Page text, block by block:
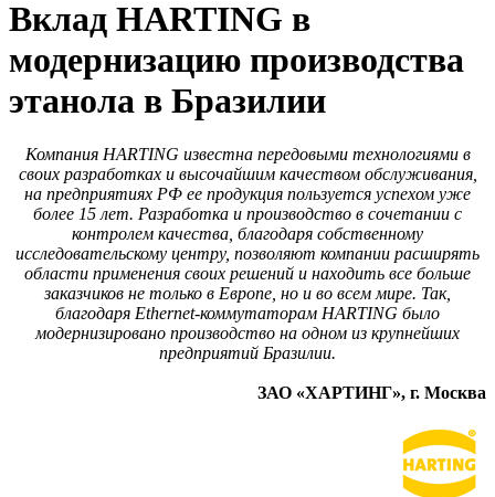
Вклад HARTING в
модернизацию производства
этанола в Бразилии
Компания HARTING известна передовыми технологиями в
своих разработках и высочайшим качеством обслуживания,
на предприятиях РФ ее продукция пользуется успехом уже
более 15 лет. Разработка и производство в сочетании с
контролем качества, благодаря собственному
исследовательскому центру, позволяют компании расширять
области применения своих решений и находить все больше
заказчиков не только в Европе, но и во всем мире. Так,
благодаря Ethernet-коммутаторам HARTING было
модернизировано производство на одном из крупнейших
предприятий Бразилии.
ЗАО «ХАРТИНГ», г. Москва